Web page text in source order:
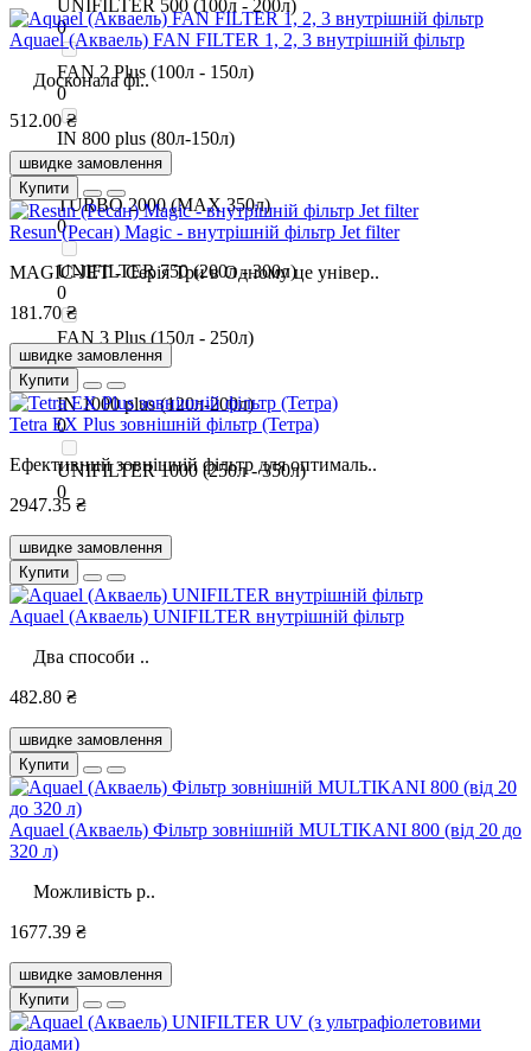
UNIFILTER 500 (100л - 200л)
0
FAN 2 Plus (100л - 150л)
0
IN 800 plus (80л-150л)
0
TURBO 2000 (MAX 350л)
0
UNIFILTER 750 (200л - 300л)
0
FAN 3 Plus (150л - 250л)
0
IN 1000 plus (120л-200л)
0
UNIFILTER 1000 (250л - 350л)
0
Aquael (Акваель) FAN FILTER 1, 2, 3 внутрішній фільтр
Досконала фі..
512.00 ₴
швидке замовлення
Купити
Resun (Ресан) Magic - внутрішній фільтр Jet filter
MAGIC-JET - Серія Три в Одному це універ..
181.70 ₴
швидке замовлення
Купити
Tetra EX Plus зовнішній фільтр (Тетра)
Ефективний зовнішній фільтр для оптималь..
2947.35 ₴
швидке замовлення
Купити
Aquael (Акваель) UNIFILTER внутрішній фільтр
Два способи ..
482.80 ₴
швидке замовлення
Купити
Aquael (Акваель) Фільтр зовнішній MULTIKANI 800 (від 20 до
320 л)
Можливість р..
1677.39 ₴
швидке замовлення
Купити